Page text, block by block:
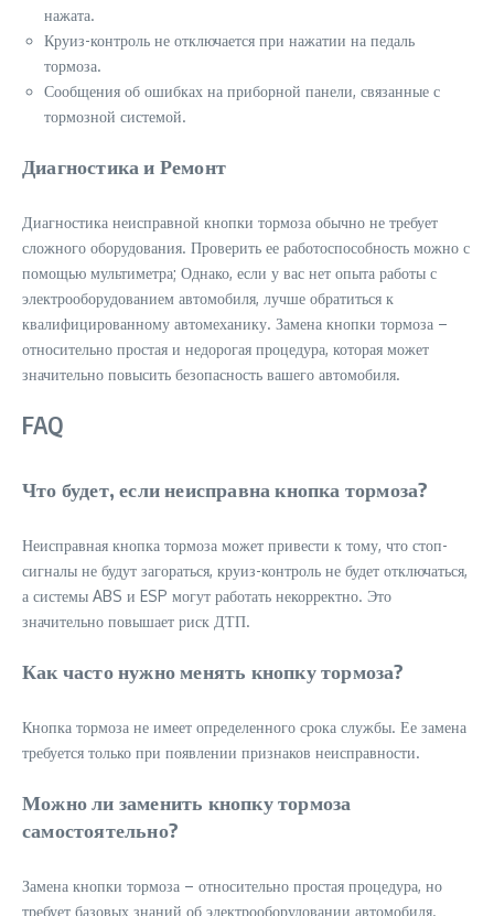
нажата.
Круиз-контроль не отключается при нажатии на педаль
тормоза.
Сообщения об ошибках на приборной панели, связанные с
тормозной системой.
Диагностика и Ремонт
Диагностика неисправной кнопки тормоза обычно не требует
сложного оборудования. Проверить ее работоспособность можно с
помощью мультиметра; Однако, если у вас нет опыта работы с
электрооборудованием автомобиля, лучше обратиться к
квалифицированному автомеханику. Замена кнопки тормоза –
относительно простая и недорогая процедура, которая может
значительно повысить безопасность вашего автомобиля.
FAQ
Что будет, если неисправна кнопка тормоза?
Неисправная кнопка тормоза может привести к тому, что стоп-
сигналы не будут загораться, круиз-контроль не будет отключаться,
а системы ABS и ESP могут работать некорректно. Это
значительно повышает риск ДТП.
Как часто нужно менять кнопку тормоза?
Кнопка тормоза не имеет определенного срока службы. Ее замена
требуется только при появлении признаков неисправности.
Можно ли заменить кнопку тормоза
самостоятельно?
Замена кнопки тормоза – относительно простая процедура, но
требует базовых знаний об электрооборудовании автомобиля.